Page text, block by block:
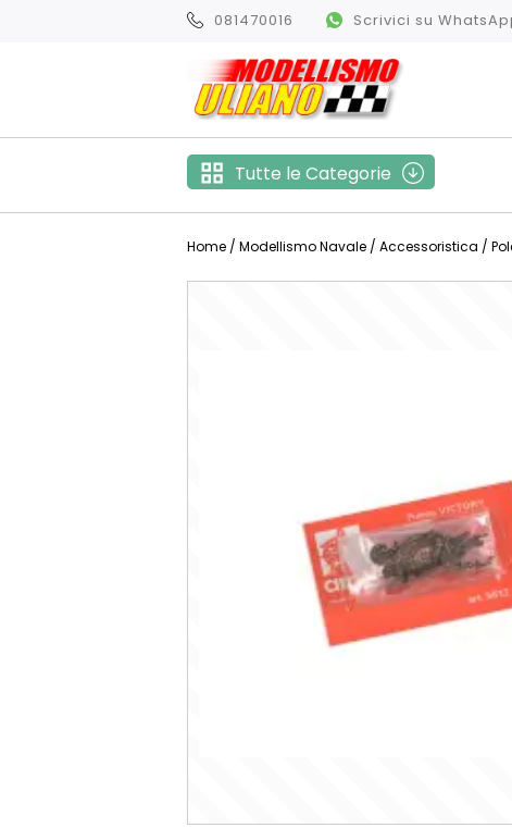
081470016 Scrivici su
Tutte le Categorie
Home / Modellismo Navale / Accessoristica /